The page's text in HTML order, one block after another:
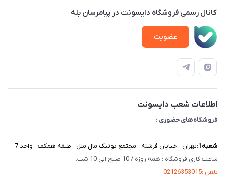
پلاک 23 – طبقه 3
ویدئو‌های آموزشی
دفترچه راهنمای محصولات
درباره ما
تماس با ما
امور مشتریان
حساب کاربری
قوانین و مقررات
کانال رسمی فروشگاه دایسونت در پیامرسان بله
عضویت
اطلاعات شعب دایسونت
فروشگاه‌های حضوری :
شعبه‌1 :تهران - خیابان فرشته - مجتمع بوتیک مال ملل - طبقه همکف - واحد 7.
ساعت کاری فروشگاه : همه روزه / 10 صبح الی 10 شب.
تلفن :02126353015